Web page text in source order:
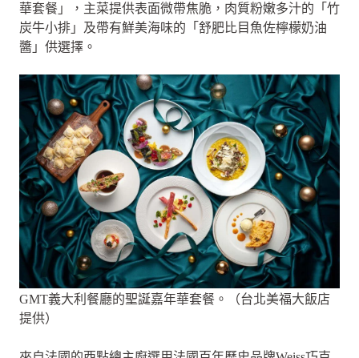
華套餐」，主菜提供表面微帶焦脆，肉質粉嫩多汁的「竹
炭牛小排」及帶有鮮美海味的「舒肥比目魚佐檸檬奶油
醬」供選擇。
GMT義大利餐廳的聖誕嘉年華套餐。（台北美福大飯店
提供）